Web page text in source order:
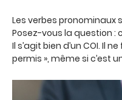
Les verbes pronominaux
Posez-vous la question :
Il s’agit bien d’un COI. Il
permis », même si c’est